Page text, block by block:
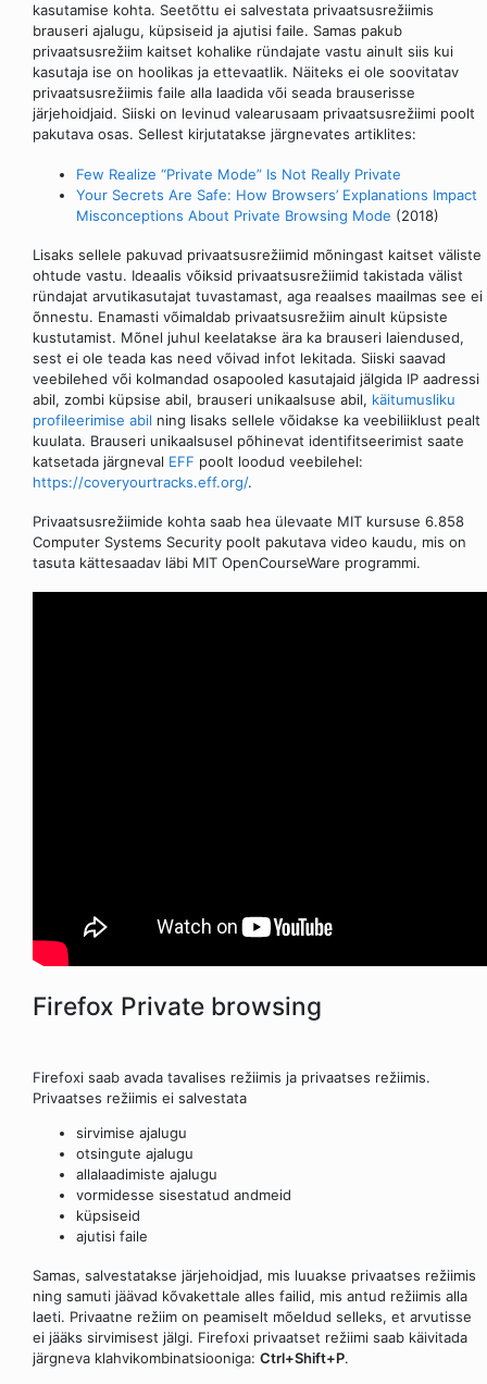
kasutamise kohta. Seetõttu ei salvestata privaatsusrežiimis
brauseri ajalugu, küpsiseid ja ajutisi faile. Samas pakub
privaatsusrežiim kaitset kohalike ründajate vastu ainult siis kui
kasutaja ise on hoolikas ja ettevaatlik. Näiteks ei ole soovitatav
privaatsusrežiimis faile alla laadida või seada brauserisse
järjehoidjaid. Siiski on levinud valearusaam privaatsusrežiimi poolt
pakutava osas. Sellest kirjutatakse järgnevates artiklites:
Few Realize “Private Mode” Is Not Really Private
Your Secrets Are Safe: How Browsers’ Explanations Impact
Misconceptions About Private Browsing Mode (2018)
Lisaks sellele pakuvad privaatsusrežiimid mõningast kaitset väliste
ohtude vastu. Ideaalis võiksid privaatsusrežiimid takistada välist
ründajat arvutikasutajat tuvastamast, aga reaalses maailmas see ei
õnnestu. Enamasti võimaldab privaatsusrežiim ainult küpsiste
kustutamist. Mõnel juhul keelatakse ära ka brauseri laiendused,
sest ei ole teada kas need võivad infot lekitada. Siiski saavad
veebilehed või kolmandad osapooled kasutajaid jälgida IP aadressi
abil, zombi küpsise abil, brauseri unikaalsuse abil, käitumusliku
profileerimise abil ning lisaks sellele võidakse ka veebiliiklust pealt
kuulata. Brauseri unikaalsusel põhinevat identifitseerimist saate
katsetada järgneval EFF poolt loodud veebilehel:
https://coveryourtracks.eff.org/.
Privaatsusrežiimide kohta saab hea ülevaate MIT kursuse 6.858
Computer Systems Security poolt pakutava video kaudu, mis on
tasuta kättesaadav läbi MIT OpenCourseWare programmi.
Firefox Private browsing
Firefoxi saab avada tavalises režiimis ja privaatses režiimis.
Privaatses režiimis ei salvestata
sirvimise ajalugu
otsingute ajalugu
allalaadimiste ajalugu
vormidesse sisestatud andmeid
küpsiseid
ajutisi faile
Samas, salvestatakse järjehoidjad, mis luuakse privaatses režiimis
ning samuti jäävad kõvakettale alles failid, mis antud režiimis alla
laeti. Privaatne režiim on peamiselt mõeldud selleks, et arvutisse
ei jääks sirvimisest jälgi. Firefoxi privaatset režiimi saab käivitada
järgneva klahvikombinatsiooniga: Ctrl+Shift+P.